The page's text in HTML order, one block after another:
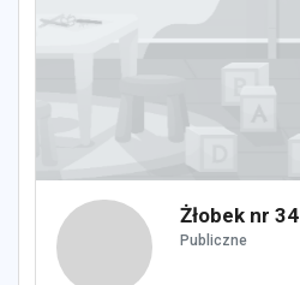
Żłobek nr 34
Publiczne